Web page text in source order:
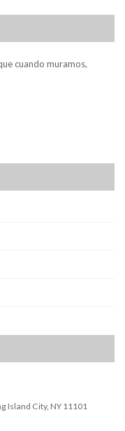
cuando muramos,
Island City, NY 11101